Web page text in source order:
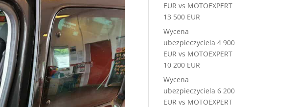
EUR vs MOTOEXPERT
13 500 EUR
Wycena
ubezpieczyciela 4 900
EUR vs MOTOEXPERT
10 200 EUR
Wycena
ubezpieczyciela 6 200
EUR vs MOTOEXPERT